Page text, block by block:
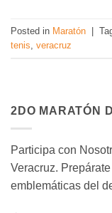
Posted in Maratón |
tenis veracruz
2DO MARATÓN
Participa con
Veracruz.
emblemáticas del